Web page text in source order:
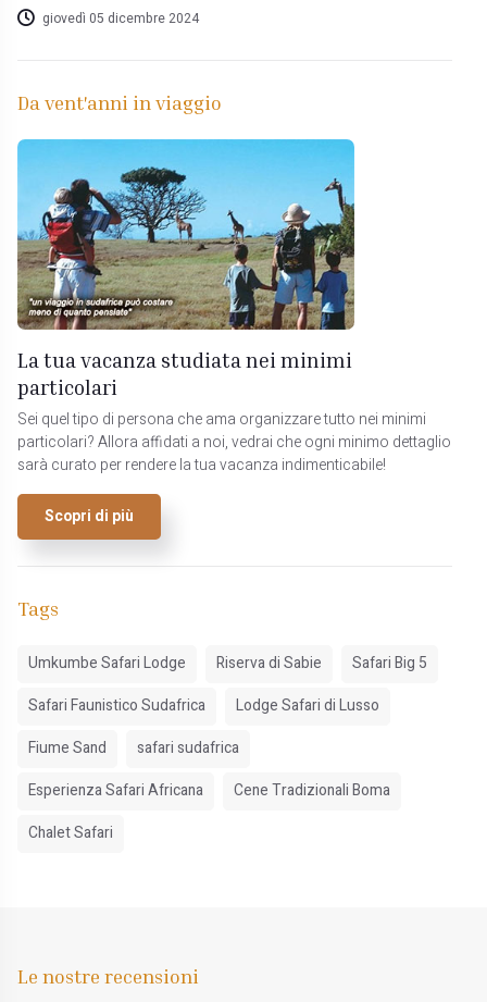
giovedì 05 dicembre 2024
Da vent'anni in viaggio
La tua vacanza studiata nei minimi
particolari
Sei quel tipo di persona che ama organizzare tutto nei minimi
particolari? Allora affidati a noi, vedrai che ogni minimo dettaglio
sarà curato per rendere la tua vacanza indimenticabile!
Scopri di più
Tags
Umkumbe Safari Lodge Riserva di Sabie
Safari Big 5
Safari Faunistico Sudafrica
Lodge Safari di Lusso
Fiume Sand
safari sudafrica
Esperienza Safari Africana
Cene Tradizionali Boma
Chalet Safari
Le nostre recensioni